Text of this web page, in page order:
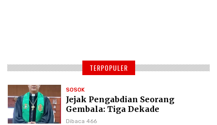
TERPOPULER
SOSOK
Jejak Pengabdian Seorang
Gembala: Tiga Dekade
Kepemimpinan Pdt. Dr. Yulius
Dibaca 466